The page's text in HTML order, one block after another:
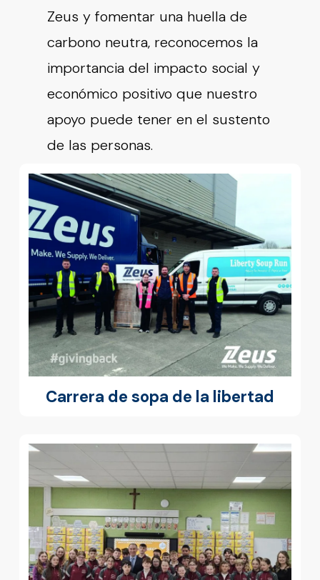
Zeus y fomentar una huella de
carbono neutra, reconocemos la
importancia del impacto social y
económico positivo que nuestro
apoyo puede tener en el sustento
de las personas.
Carrera de sopa de la libertad